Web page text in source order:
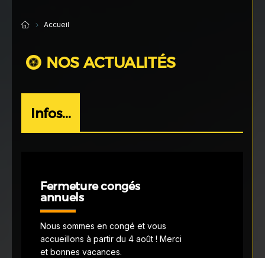
Accueil
NOS ACTUALITÉS
Infos...
Fermeture congés
annuels
Nous sommes en congé et vous
accueillons à partir du 4 août ! Merci
et bonnes vacances.